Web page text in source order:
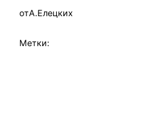
отА.Елецких
Метки: